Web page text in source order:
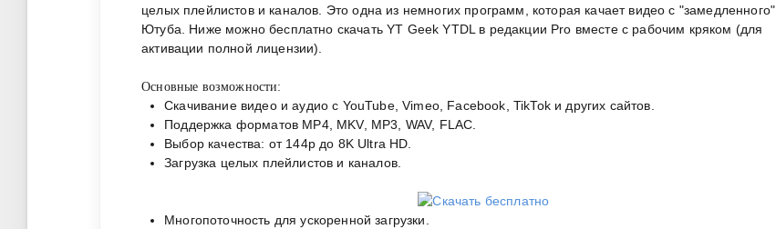
целых плейлистов и каналов. Это одна из немногих программ, которая качает видео с "замедленного"
Ютуба. Ниже можно бесплатно скачать YT Geek YTDL в редакции Pro вместе с рабочим кряком (для
активации полной лицензии).
Основные возможности:
Скачивание видео и аудио с YouTube, Vimeo, Facebook, TikTok и других сайтов.
Поддержка форматов MP4, MKV, MP3, WAV, FLAC.
Выбор качества: от 144p до 8K Ultra HD.
Загрузка целых плейлистов и каналов.
Многопоточность для ускоренной загрузки.